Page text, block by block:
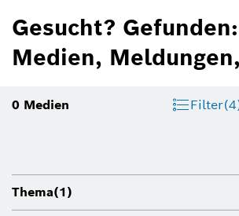
Gesucht? Gefunden:
Medien,
0 Medien Filter
Thema(1)